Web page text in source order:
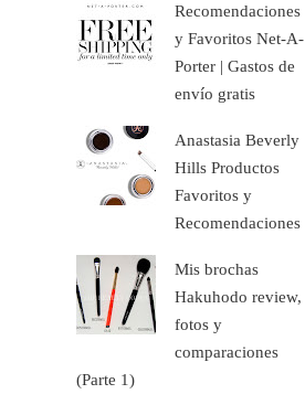
Recomendaciones
y Favoritos Net-A-
Porter | Gastos de
envío gratis
Anastasia Beverly
Hills Productos
Favoritos y
Recomendaciones
Mis brochas
Hakuhodo review,
fotos y
comparaciones
(Parte 1)